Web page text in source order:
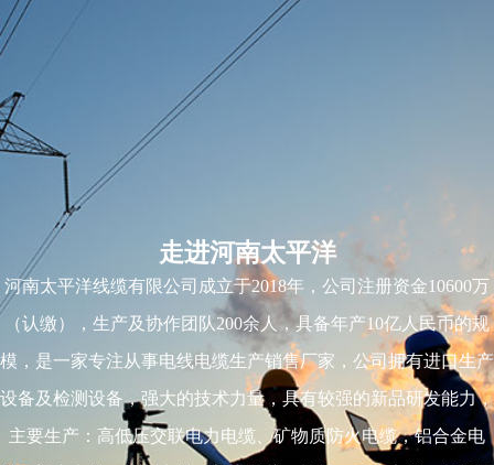
走进河南太平洋
河南太平洋线缆有限公司成立于2018年，公司注册资金10600万
（认缴），生产及协作团队200余人，具备年产10亿人民币的规
模，是一家专注从事电线电缆生产销售厂家，公司拥有进口生产
设备及检测设备，强大的技术力量，具有较强的新品研发能力，
主要生产：高低压交联电力电缆、矿物质防火电缆，铝合金电